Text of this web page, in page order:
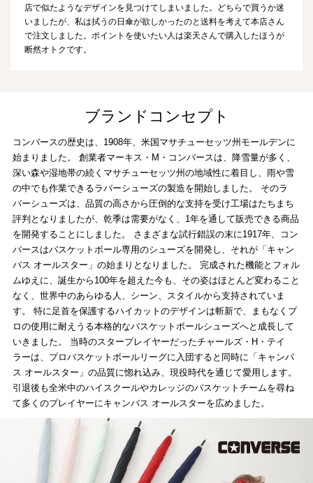
店で似たようなデザインを見つけてしまいました。どちらで買うか迷
いましたが、私は拭うの日傘が欲しかったのと送料を考えて本店さん
で注文しました。ポイントを使いたい人は楽天さんで購入したほうが
断然オトクです。
ブランドコンセプト
コンバースの歴史は、1908年、米国マサチューセッツ州モールデンに
始まりました。 創業者マーキス・M・コンバースは、降雪量が多く、
深い森や湿地帯の続くマサチューセッツ州の地域性に着目し、雨や雪
の中でも作業できるラバーシューズの製造を開始しました。 そのラ
バーシューズは、品質の高さから圧倒的な支持を受け工場はたちまち
評判となりましたが、乾季は需要がなく、1年を通して販売できる商品
を開発することにしました。 さまざまな試行錯誤の末に1917年、コン
バースはバスケットボール専用のシューズを開発し、それが「キャン
バス オールスター」の始まりとなりました。 完成された機能とフォル
ムゆえに、誕生から100年を超えた今も、その姿はほとんど変わること
なく、世界中のあらゆる人、シーン、スタイルから支持されていま
す。 特に足首を保護するハイカットのデザインは斬新で、まもなくプ
ロの使用に耐えうる本格的なバスケットボールシューズへと成長して
いきました。 当時のスタープレイヤーだったチャールズ・H・テイ
ラーは、プロバスケットボールリーグに入団すると同時に「キャンバ
ス オールスター」の品質に惚れ込み、現役時代を通じて愛用します。
引退後も全米中のハイスクールやカレッジのバスケットチームを尋ね
て多くのプレイヤーにキャンバス オールスターを広めました。